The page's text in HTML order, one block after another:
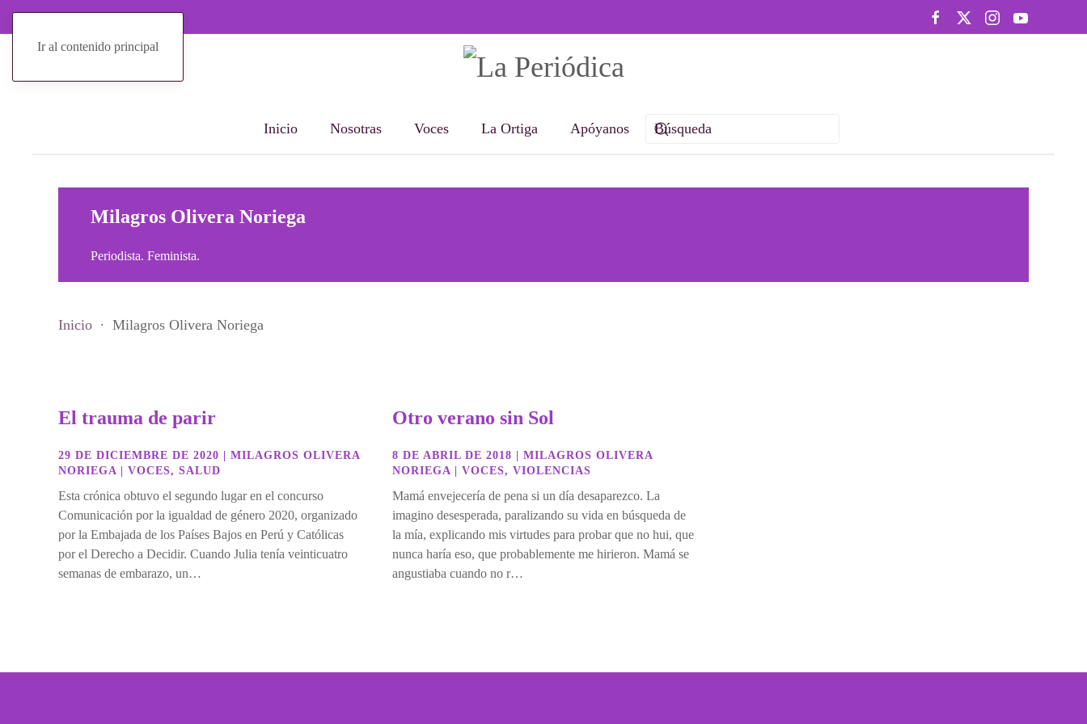
Ir al contenido principal
Inicio Nosotras Voces La Ortiga Apóyanos
Milagros Olivera Noriega
Periodista. Feminista.
Inicio Milagros Olivera Noriega
El trauma de parir
29 DE DICIEMBRE DE 2020
MILAGROS OLIVERA
NORIEGA
VOCES, SALUD
Esta crónica obtuvo el segundo lugar en el concurso
Comunicación por la igualdad de género 2020, organizado
por la Embajada de los Países Bajos en Perú y Católicas
por el Derecho a Decidir. Cuando Julia tenía veinticuatro
semanas de embarazo, un…
Otro verano sin Sol
8 DE ABRIL DE 2018 |MILAGROS OLIVERA
NORIEGA |VOCES,VIOLENCIAS
Mamá envejecería de pena si un día desaparezco. La
imagino desesperada, paralizando su vida en búsqueda de
la mía, explicando mis virtudes para probar que no hui, que
nunca haría eso, que probablemente me hirieron. Mamá se
angustiaba cuando no r…